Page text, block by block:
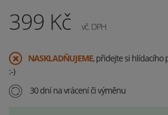
399 Kč vč. DPH
​NASKLADŇUJEME, přidejte si hlídacího
:-)
30 dní na vrácení či výměnu